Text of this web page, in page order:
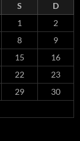
S
D
1
2
8
9
15
16
22
23
29
30